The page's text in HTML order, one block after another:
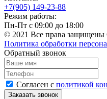
+7(905) 149-23-88
Режим работы:
Пн-Пт с 09:00 до 18:00
© 2021 Все права
Политика обработки
Обратный звонок
Согласен с политикой